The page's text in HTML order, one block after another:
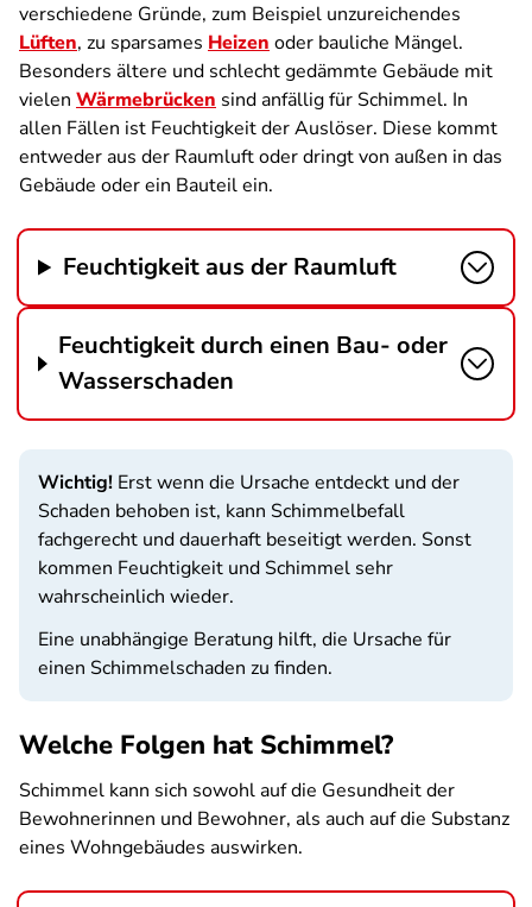
verschiedene Gründe, zum Beispiel unzureichendes
Lüften, zu sparsames Heizen oder bauliche Mängel.
Besonders ältere und schlecht gedämmte Gebäude mit
vielen Wärmebrücken sind anfällig für Schimmel. In
allen Fällen ist Feuchtigkeit der Auslöser. Diese kommt
entweder aus der Raumluft oder dringt von außen in das
Gebäude oder ein Bauteil ein.
Feuchtigkeit aus der Raumluft
Feuchtigkeit durch einen Bau- oder
Wasserschaden
Wichtig! Erst wenn die Ursache entdeckt und der
Schaden behoben ist, kann Schimmelbefall
fachgerecht und dauerhaft beseitigt werden. Sonst
kommen Feuchtigkeit und Schimmel sehr
wahrscheinlich wieder.
Eine unabhängige Beratung hilft, die Ursache für
einen Schimmelschaden zu finden.
Welche Folgen hat Schimmel?
Schimmel kann sich sowohl auf die Gesundheit der
Bewohnerinnen und Bewohner, als auch auf die Substanz
eines Wohngebäudes auswirken.